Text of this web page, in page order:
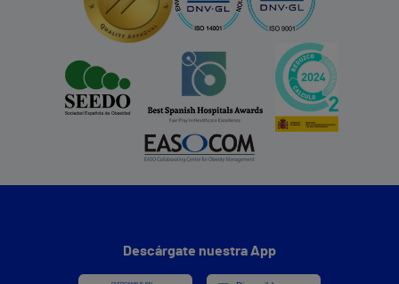
Descárgate nuestra App